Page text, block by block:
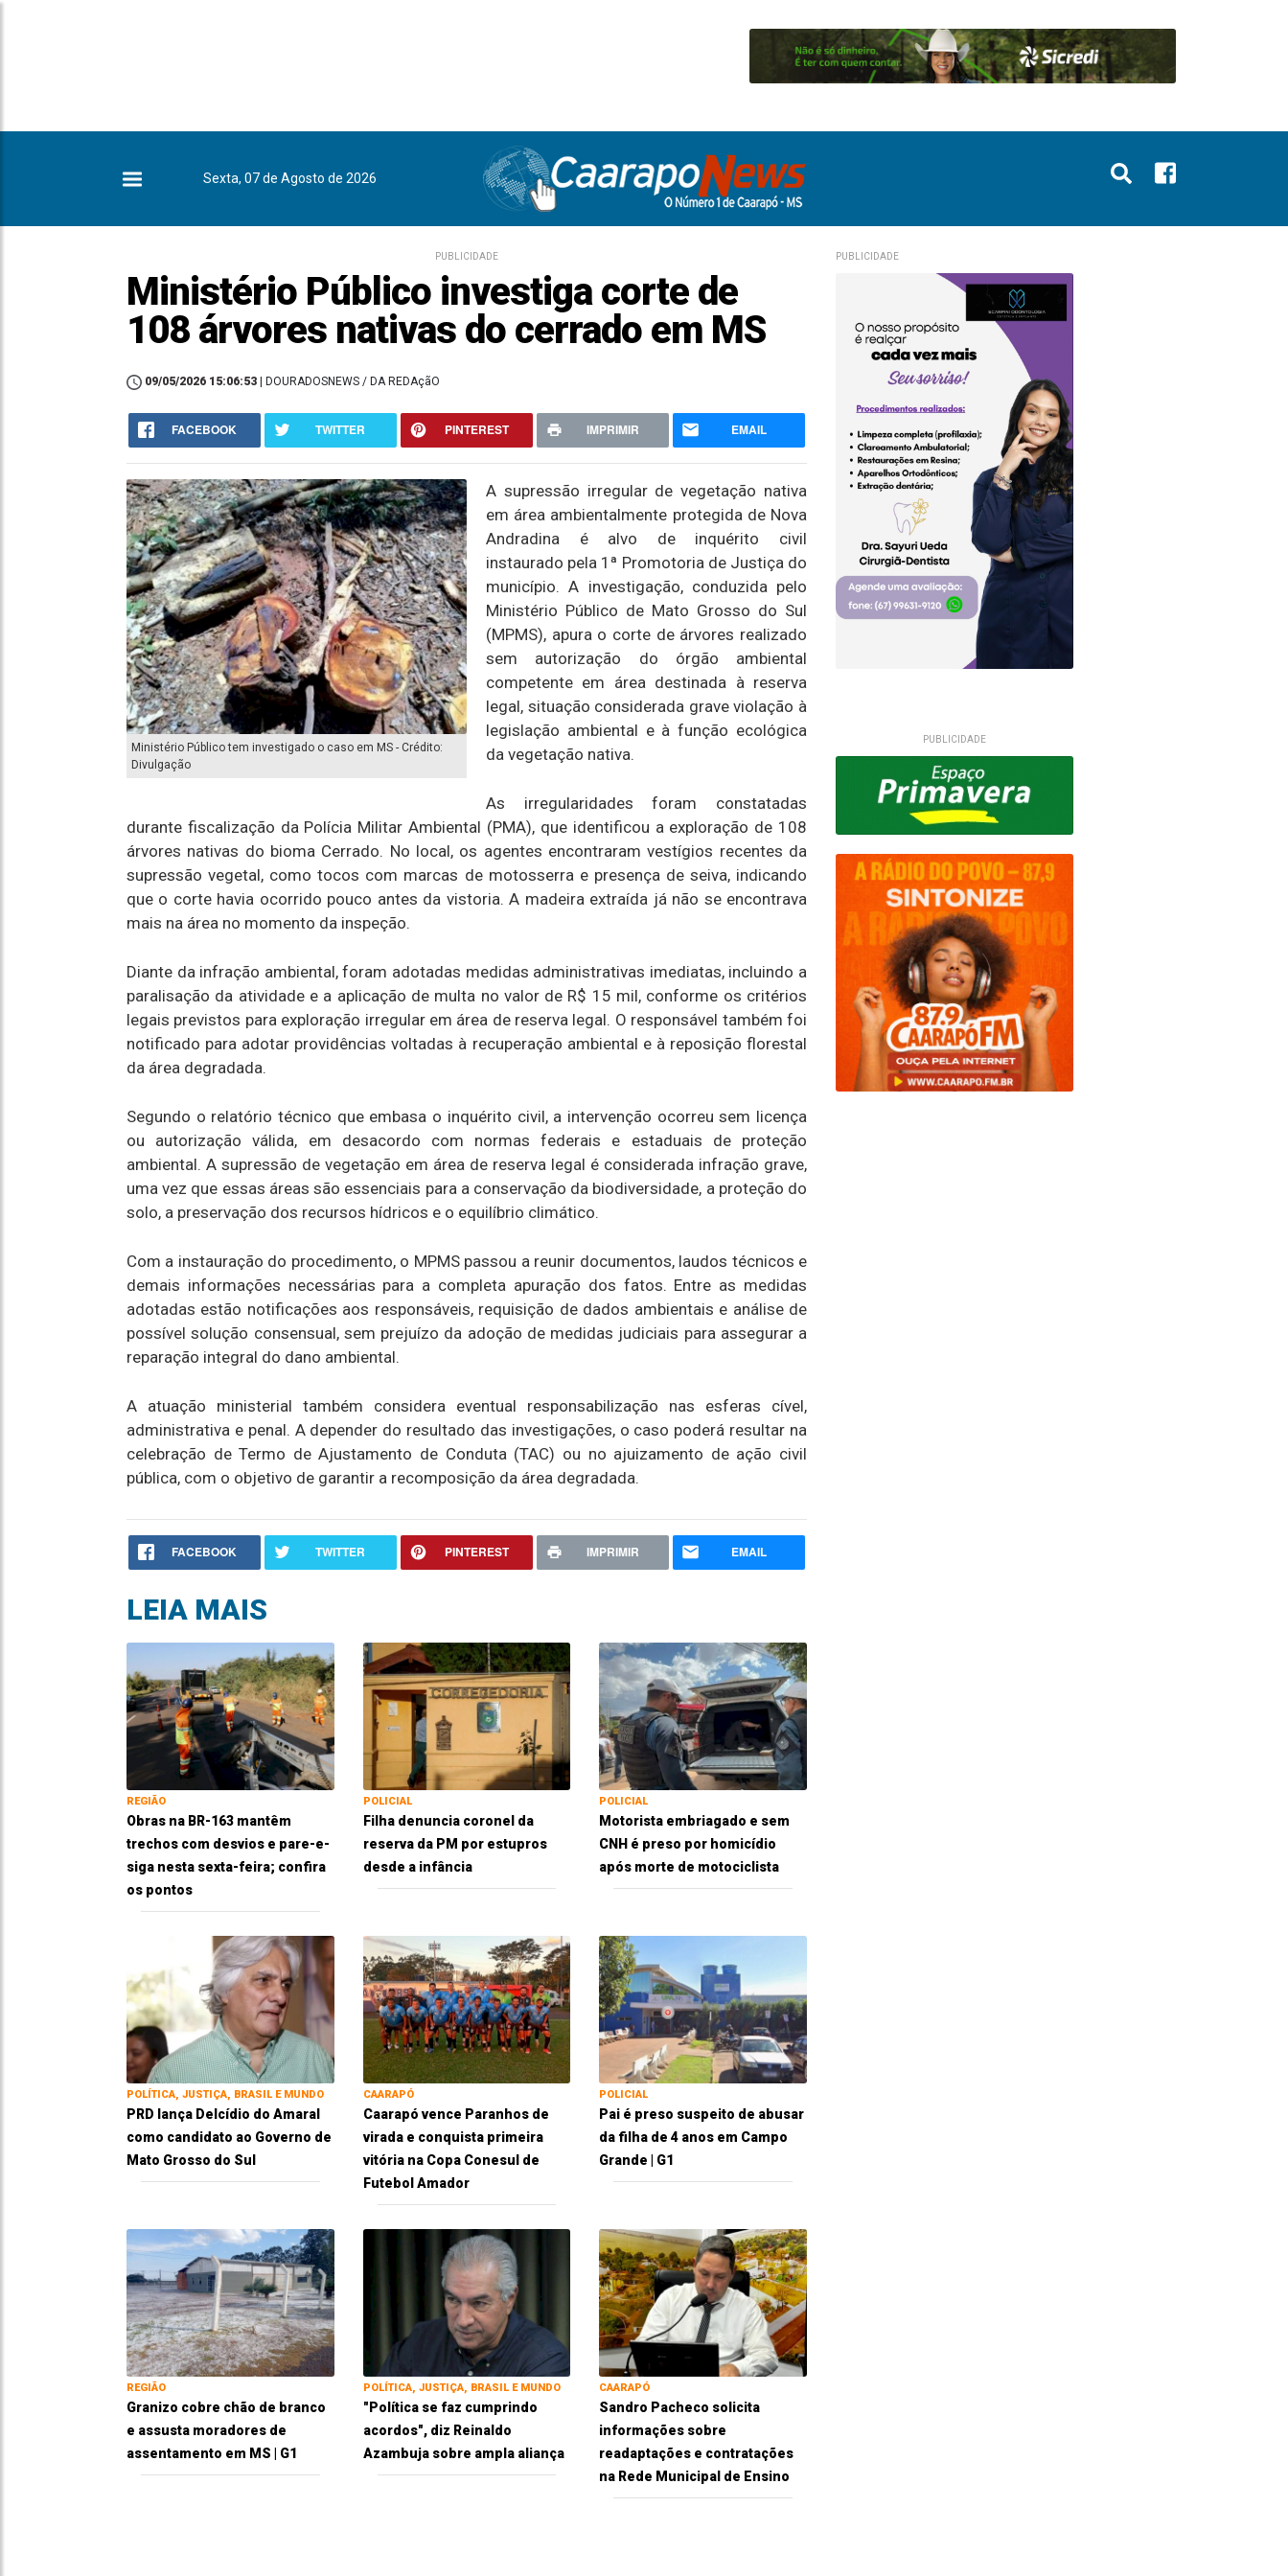
Sexta, 07 de Agosto de 2026
PUBLICIDADE
Ministério Público investiga corte de
108 árvores nativas do cerrado em MS
09/05/2026 15:06:53 | DOURADOSNEWS / DA REDAçãO
FACEBOOK TWITTER PINTEREST IMPRIMIR EMAIL
Ministério Público tem investigado o caso em MS - Crédito:
Divulgação
A supressão irregular de vegetação nativa
em área ambientalmente protegida de Nova
Andradina é alvo de inquérito civil
instaurado pela 1ª Promotoria de Justiça do
município. A investigação, conduzida pelo
Ministério Público de Mato Grosso do Sul
(MPMS), apura o corte de árvores realizado
sem autorização do órgão ambiental
competente em área destinada à reserva
legal, situação considerada grave violação à
legislação ambiental e à função ecológica
da vegetação nativa.
As irregularidades foram constatadas
durante fiscalização da Polícia Militar Ambiental (PMA), que identificou a exploração de 108
árvores nativas do bioma Cerrado. No local, os agentes encontraram vestígios recentes da
supressão vegetal, como tocos com marcas de motosserra e presença de seiva, indicando
que o corte havia ocorrido pouco antes da vistoria. A madeira extraída já não se encontrava
mais na área no momento da inspeção.
Diante da infração ambiental, foram adotadas medidas administrativas imediatas, incluindo a
paralisação da atividade e a aplicação de multa no valor de R$ 15 mil, conforme os critérios
legais previstos para exploração irregular em área de reserva legal. O responsável também foi
notificado para adotar providências voltadas à recuperação ambiental e à reposição florestal
da área degradada.
Segundo o relatório técnico que embasa o inquérito civil, a intervenção ocorreu sem licença
ou autorização válida, em desacordo com normas federais e estaduais de proteção
ambiental. A supressão de vegetação em área de reserva legal é considerada infração grave,
uma vez que essas áreas são essenciais para a conservação da biodiversidade, a proteção do
solo, a preservação dos recursos hídricos e o equilíbrio climático.
Com a instauração do procedimento, o MPMS passou a reunir documentos, laudos técnicos e
demais informações necessárias para a completa apuração dos fatos. Entre as medidas
adotadas estão notificações aos responsáveis, requisição de dados ambientais e análise de
possível solução consensual, sem prejuízo da adoção de medidas judiciais para assegurar a
reparação integral do dano ambiental.
A atuação ministerial também considera eventual responsabilização nas esferas cível,
administrativa e penal. A depender do resultado das investigações, o caso poderá resultar na
celebração de Termo de Ajustamento de Conduta (TAC) ou no ajuizamento de ação civil
pública, com o objetivo de garantir a recomposição da área degradada.
FACEBOOK TWITTER PINTEREST IMPRIMIR EMAIL
LEIA MAIS
REGIÃO
Obras na BR-163 mantêm
trechos com desvios e pare-e-
siga nesta sexta-feira; confira
os pontos
POLICIAL
Filha denuncia coronel da
reserva da PM por estupros
desde a infância
POLICIAL
Motorista embriagado e sem
CNH é preso por homicídio
após morte de motociclista
POLÍTICA, JUSTIÇA, BRASIL E MUNDO
PRD lança Delcídio do Amaral
como candidato ao Governo de
Mato Grosso do Sul
CAARAPÓ
Caarapó vence Paranhos de
virada e conquista primeira
vitória na Copa Conesul de
Futebol Amador
POLICIAL
Pai é preso suspeito de abusar
da filha de 4 anos em Campo
Grande | G1
REGIÃO
Granizo cobre chão de branco
e assusta moradores de
assentamento em MS | G1
POLÍTICA, JUSTIÇA, BRASIL E MUNDO
"Política se faz cumprindo
acordos", diz Reinaldo
Azambuja sobre ampla aliança
CAARAPÓ
Sandro Pacheco solicita
informações sobre
readaptações e contratações
na Rede Municipal de Ensino
PUBLICIDADE
PUBLICIDADE